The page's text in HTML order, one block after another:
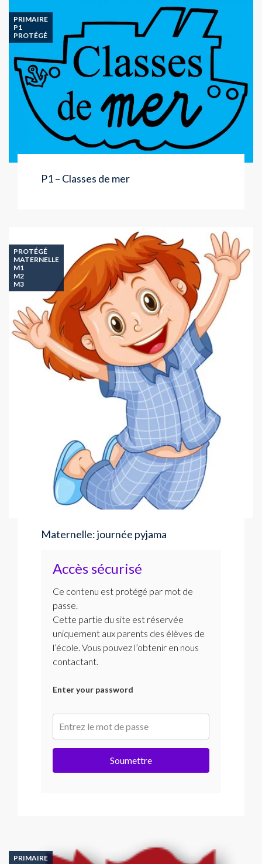
PRIMAIRE
P1
PROTÉGÉ
P1 – Classes de mer
PROTÉGÉ
MATERNELLE
M1
M2
M3
Maternelle: journée pyjama
Accès sécurisé
Ce contenu est protégé par mot de
passe.
Cette partie du site est réservée
uniquement aux parents des élèves de
l’école. Vous pouvez l’obtenir en nous
contactant.
Enter your password
Soumettre
PRIMAIRE